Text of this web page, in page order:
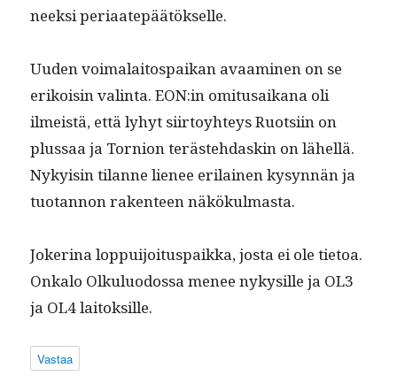
neek­si periaatepäätökselle.
Uuden voimalaito­spaikan avaami­nen on se
erikoisin val­in­ta. EON:in omi­tu­saikana oli
ilmeistä, että lyhyt siir­toy­hteys Ruot­si­in on
plus­saa ja Tornion teräste­hdaskin on lähel­lä.
Nyky­isin tilanne lie­nee eri­lainen kysyn­nän ja
tuotan­non rak­en­teen näkökulmasta.
Jok­e­ri­na lop­pui­joi­tu­s­paik­ka, jos­ta ei ole tietoa.
Onka­lo Olku­lu­o­dos­sa menee nykysille ja OL3
ja OL4 laitoksille.
Vastaa